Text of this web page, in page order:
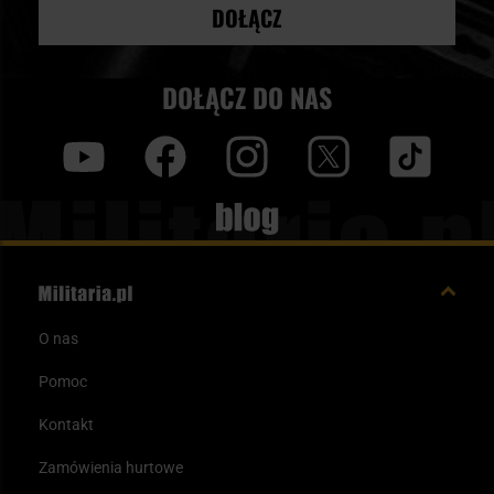
DOŁĄCZ
DOŁĄCZ DO NAS
Blog
O nas
Pomoc
Kontakt
Zamówienia hurtowe